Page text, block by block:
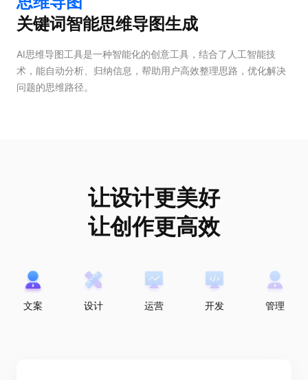
关键词智能思维导图生成
AI思维导图工具是一种智能化的创意工具，结合了人工智能技
术，能自动分析、归纳信息，帮助用户高效整理思路，优化解决
问题的思维路径。
让设计更美好
让创作更高效
文案 设计 运营 开发 管理